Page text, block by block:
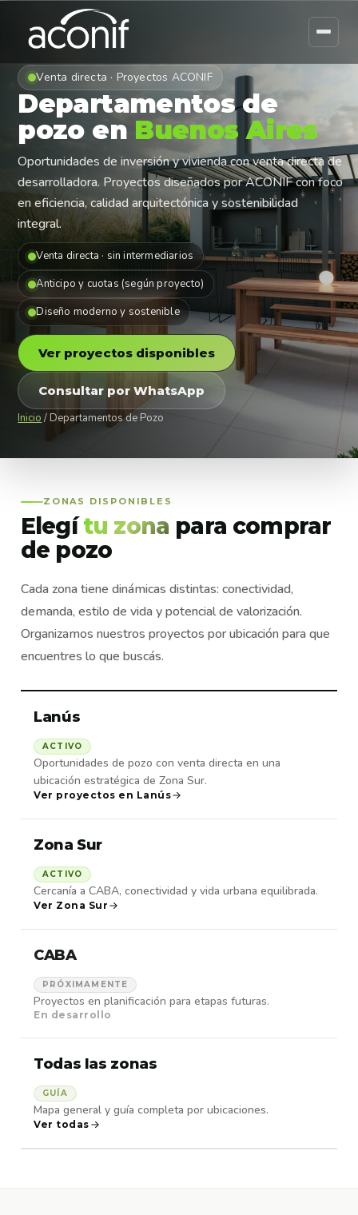
Venta directa · Proyectos ACONIF
Departamentos de
pozo en Buenos Aires
Oportunidades de inversión y vivienda con venta directa de
desarrolladora. Proyectos diseñados por ACONIF con foco
en eficiencia, calidad arquitectónica y sostenibilidad
integral.
Venta directa · sin intermediarios
Anticipo y cuotas (según proyecto)
Diseño moderno y sostenible
Ver proyectos disponibles
Consultar por WhatsApp
Inicio / Departamentos de Pozo
ZONAS DISPONIBLES
Elegítu zona para comprar
de pozo
Cada zona tiene dinámicas distintas: conectividad,
demanda, estilo de vida y potencial de valorización.
Organizamos nuestros proyectos por ubicación para que
encuentres lo que buscás.
Lanús
ACTIVO
Oportunidades de pozo con venta directa en una
ubicación estratégica de Zona Sur.
Ver proyectos en Lanús
Zona Sur
ACTIVO
Cercanía a CABA, conectividad y vida urbana equilibrada.
Ver Zona Sur
CABA
PRÓXIMAMENTE
Proyectos en planificación para etapas futuras.
En desarrollo
Todas las zonas
GUÍA
Mapa general y guía completa por ubicaciones.
Ver todas